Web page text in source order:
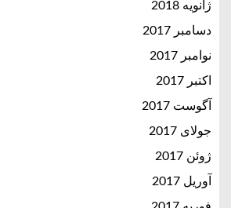
ژانویه 2018
دسامبر 2017
نوامبر 2017
اکتبر 2017
آگوست 2017
جولای 2017
ژوئن 2017
آوریل 2017